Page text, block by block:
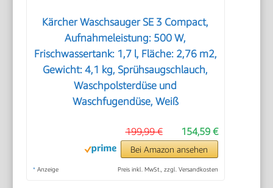
Kärcher Waschsauger SE 3 Compact,
Aufnahmeleistung: 500 W,
Frischwassertank: 1,7 l, Fläche: 2,76 m2,
Gewicht: 4,1 kg, Sprühsaugschlauch,
Waschpolsterdüse und
Waschfugendüse, Weiß
154,59 €
199,99 €
Bei Amazon ansehen
* Anzeige Preis inkl. MwSt., zzgl. Versandkosten